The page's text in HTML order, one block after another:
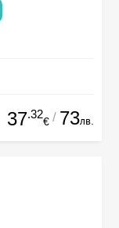
37.32
€ / 73лв.